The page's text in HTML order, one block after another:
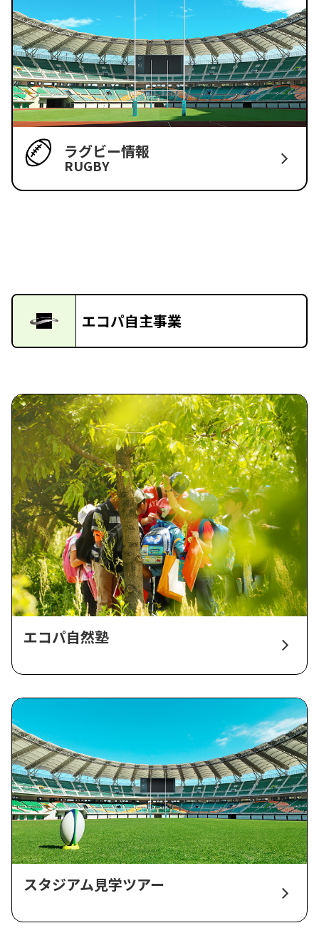
ラグビー情報
RUGBY
エコパ自主事業
エコパ自然塾
スタジアム見学ツアー